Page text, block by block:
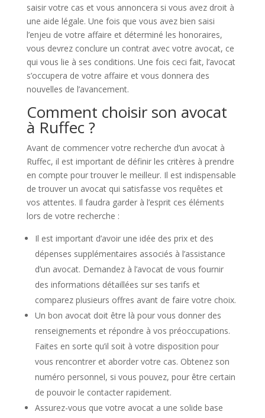
saisir votre cas et vous annoncera si vous avez droit à
une aide légale. Une fois que vous avez bien saisi
l’enjeu de votre affaire et déterminé les honoraires,
vous devrez conclure un contrat avec votre avocat, ce
qui vous lie à ses conditions. Une fois ceci fait, l’avocat
s’occupera de votre affaire et vous donnera des
nouvelles de l’avancement.
Comment choisir son avocat
à Ruffec ?
Avant de commencer votre recherche d’un avocat à
Ruffec, il est important de définir les critères à prendre
en compte pour trouver le meilleur. Il est indispensable
de trouver un avocat qui satisfasse vos requêtes et
vos attentes. Il faudra garder à l’esprit ces éléments
lors de votre recherche :
Il est important d’avoir une idée des prix et des
dépenses supplémentaires associés à l’assistance
d’un avocat. Demandez à l’avocat de vous fournir
des informations détaillées sur ses tarifs et
comparez plusieurs offres avant de faire votre choix.
Un bon avocat doit être là pour vous donner des
renseignements et répondre à vos préoccupations.
Faites en sorte qu’il soit à votre disposition pour
vous rencontrer et aborder votre cas. Obtenez son
numéro personnel, si vous pouvez, pour être certain
de pouvoir le contacter rapidement.
Assurez-vous que votre avocat a une solide base